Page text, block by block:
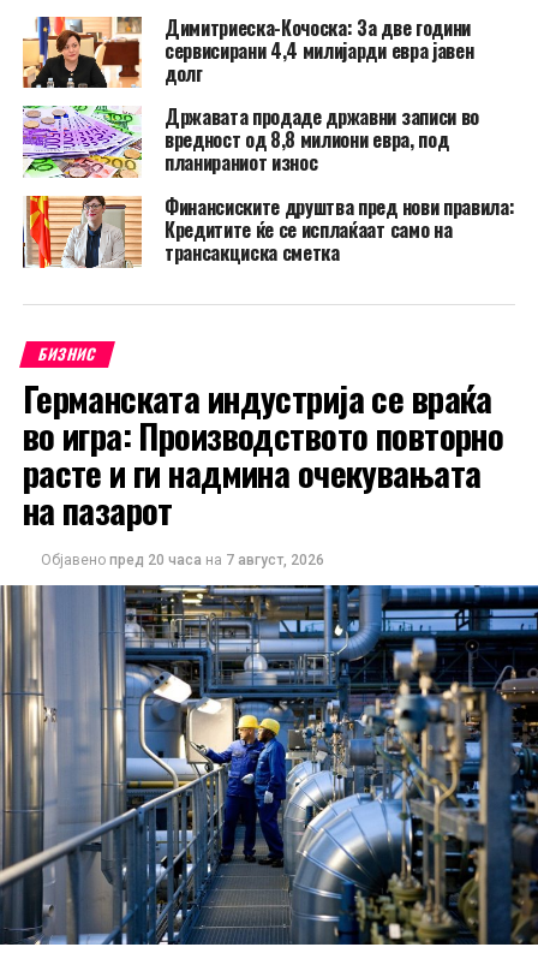
Димитриеска-Кочоска: За две години
сервисирани 4,4 милијарди евра јавен
долг
Државата продаде државни записи во
вредност од 8,8 милиони евра, под
планираниот износ
Финансиските друштва пред нови правила:
Кредитите ќе се исплаќаат само на
трансакциска сметка
БИЗНИС
Германската индустрија се враќа
во игра: Производството повторно
расте и ги надмина очекувањата
на пазарот
Објавено пред 20 часа на 7 август, 2026